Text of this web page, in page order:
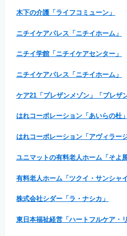
木下の介護「ライフコミューン」
ニチイケアパレス「ニチイホーム」
ニチイ学館「ニチイケアセンター」
ニチイケアパレス「ニチイホーム」
ケア21「プレザンメゾン」「プレザ
はれコーポレーション「あいらの杜」
はれコーポレーション「アヴィラージ
ユニマットの有料老人ホーム「そよ風
有料老人ホーム「ツクイ・サンシャイ
株式会社シダー「ラ・ナシカ」
東日本福祉経営「ハートフルケア・